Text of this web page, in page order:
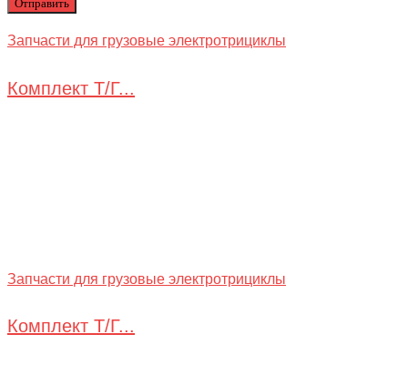
Запчасти для грузовые электротрициклы
Комплект Т/Г...
Запчасти для грузовые электротрициклы
Комплект Т/Г...